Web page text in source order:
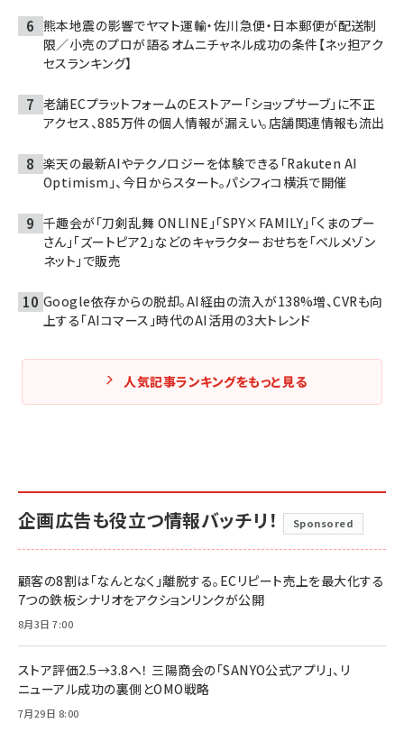
熊本地震の影響でヤマト運輸・佐川急便・日本郵便が配送制
限／小売のプロが語るオムニチャネル成功の条件【ネッ担アク
セスランキング】
老舗ECプラットフォームのEストアー「ショップサーブ」に不正
アクセス、885万件の個人情報が漏えい。店舗関連情報も流出
楽天の最新AIやテクノロジーを体験できる「Rakuten AI
Optimism」、今日からスタート。パシフィコ横浜で開催
千趣会が「刀剣乱舞 ONLINE」「SPY×FAMILY」「くまのプー
さん」「ズートピア2」などのキャラクターおせちを「ベルメゾン
ネット」で販売
Google依存からの脱却。AI経由の流入が138%増、CVRも向
上する「AIコマース」時代のAI活用の3大トレンド
人気記事ランキングをもっと見る
企画広告も役立つ情報バッチリ！ Sponsored
顧客の8割は「なんとなく」離脱する。ECリピート売上を最大化する
7つの鉄板シナリオをアクションリンクが公開
8月3日 7:00
ストア評価2.5→3.8へ！ 三陽商会の「SANYO公式アプリ」、リ
ニューアル成功の裏側とOMO戦略
7月29日 8:00